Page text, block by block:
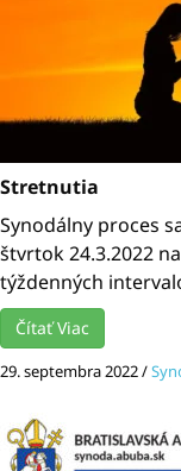
Stretnutia
Synodálny proces
štvrtok 24.3.2022
týždenných
Čítať Viac
29. septembra 2022/